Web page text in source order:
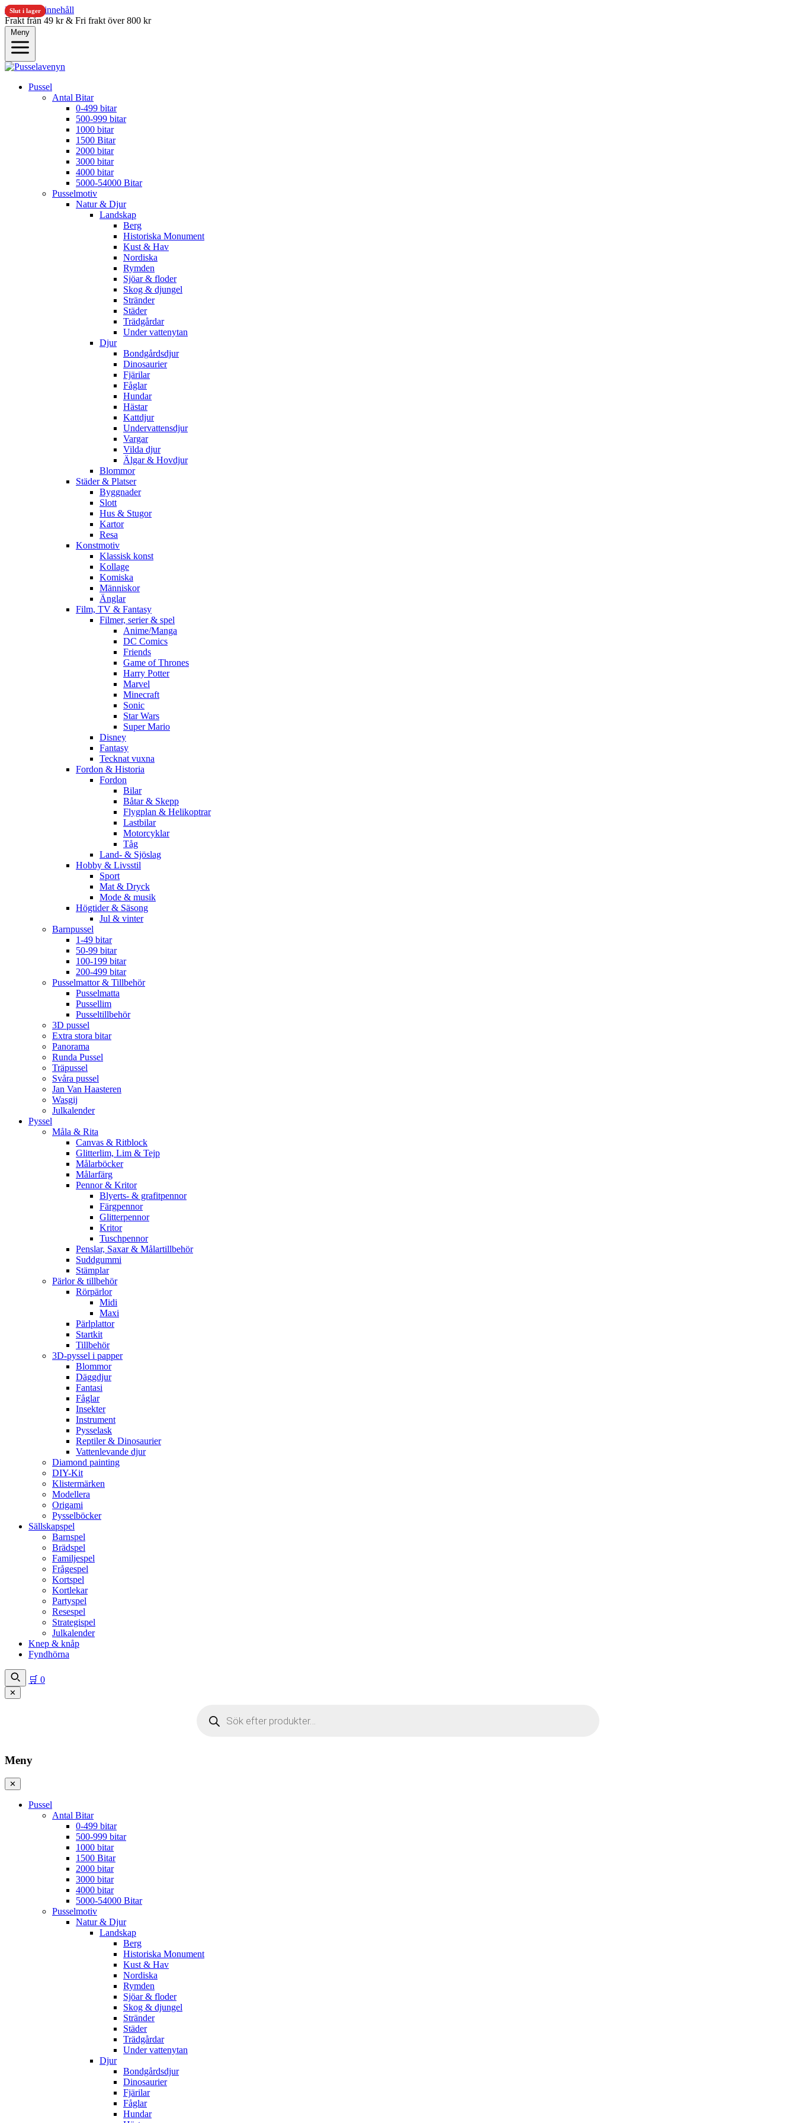
Hoppa till innehåll
Frakt från 49 kr & Fri frakt över 800 kr
Meny
Pussel
Antal Bitar
0-499 bitar
500-999 bitar
1000 bitar
1500 Bitar
2000 bitar
3000 bitar
4000 bitar
5000-54000 Bitar
Pusselmotiv
Natur & Djur
Landskap
Berg
Historiska Monument
Kust & Hav
Nordiska
Rymden
Sjöar & floder
Skog & djungel
Stränder
Städer
Trädgårdar
Under vattenytan
Djur
Bondgårdsdjur
Dinosaurier
Fjärilar
Fåglar
Hundar
Hästar
Kattdjur
Undervattensdjur
Vargar
Vilda djur
Älgar & Hovdjur
Blommor
Städer & Platser
Byggnader
Slott
Hus & Stugor
Kartor
Resa
Konstmotiv
Klassisk konst
Kollage
Komiska
Människor
Änglar
Film, TV & Fantasy
Filmer, serier & spel
Anime/Manga
DC Comics
Friends
Game of Thrones
Harry Potter
Marvel
Minecraft
Sonic
Star Wars
Super Mario
Disney
Fantasy
Tecknat vuxna
Fordon & Historia
Fordon
Bilar
Båtar & Skepp
Flygplan & Helikoptrar
Lastbilar
Motorcyklar
Tåg
Land- & Sjöslag
Hobby & Livsstil
Sport
Mat & Dryck
Mode & musik
Högtider & Säsong
Jul & vinter
Barnpussel
1-49 bitar
50-99 bitar
100-199 bitar
200-499 bitar
Pusselmattor & Tillbehör
Pusselmatta
Pussellim
Pusseltillbehör
3D pussel
Extra stora bitar
Panorama
Runda Pussel
Träpussel
Svåra pussel
Jan Van Haasteren
Wasgij
Julkalender
Pyssel
Måla & Rita
Canvas & Ritblock
Glitterlim, Lim & Tejp
Målarböcker
Målarfärg
Pennor & Kritor
Blyerts- & grafitpennor
Färgpennor
Glitterpennor
Kritor
Tuschpennor
Penslar, Saxar & Målartillbehör
Suddgummi
Stämplar
Pärlor & tillbehör
Rörpärlor
Midi
Maxi
Pärlplattor
Startkit
Tillbehör
3D-pyssel i papper
Blommor
Däggdjur
Fantasi
Fåglar
Insekter
Instrument
Pysselask
Reptiler & Dinosaurier
Vattenlevande djur
Diamond painting
DIY-Kit
Klistermärken
Modellera
Origami
Pysselböcker
Sällskapspel
Barnspel
Brädspel
Familjespel
Frågespel
Kortspel
Kortlekar
Partyspel
Resespel
Strategispel
Julkalender
Knep & knåp
Fyndhörna
🛒 0
✕
Meny
✕
Pussel
Antal Bitar
0-499 bitar
500-999 bitar
1000 bitar
1500 Bitar
2000 bitar
3000 bitar
4000 bitar
5000-54000 Bitar
Pusselmotiv
Natur & Djur
Landskap
Berg
Historiska Monument
Kust & Hav
Nordiska
Rymden
Sjöar & floder
Skog & djungel
Stränder
Städer
Trädgårdar
Under vattenytan
Djur
Bondgårdsdjur
Dinosaurier
Fjärilar
Fåglar
Hundar
Slut i lager
Slut i lager